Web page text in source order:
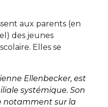
aux parents (en
des jeunes
Elles se
Ellenbecker, est
systémique. Son
notamment sur la